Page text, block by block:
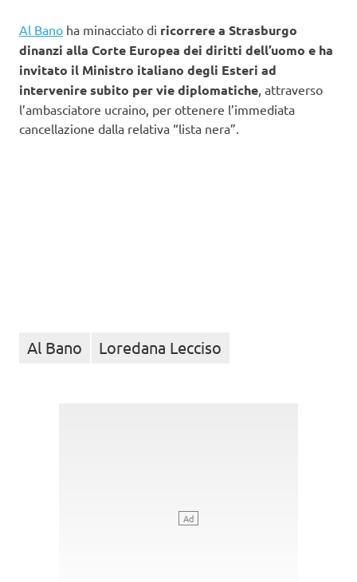
Al Bano ha minacciato di ricorrere a Strasburgo
dinanzi alla Corte Europea dei diritti dell’uomo e ha
invitato il Ministro italiano degli Esteri ad
intervenire subito per vie diplomatiche , attraverso
l’ambasciatore ucraino, per ottenere l’immediata
cancellazione dalla relativa “lista nera”.
Al Bano Loredana Lecciso